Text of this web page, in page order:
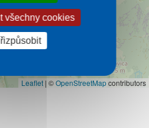
Leaflet | ©OpenStreetMapcontributors
všechny cookies